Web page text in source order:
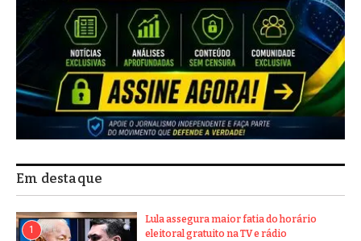
Em destaque
1
Lula assegura maior fatia do horário
eleitoral gratuito na TV e rádio